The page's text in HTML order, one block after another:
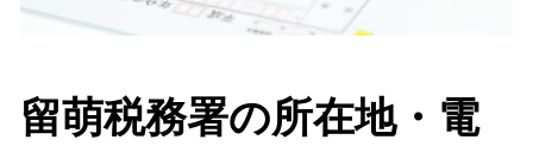
留萌税務署の所在地・電